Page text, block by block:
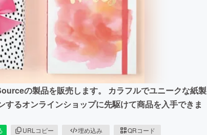
CAMPFIRE for Social Good
CAMPFIREふるさと納税
の製品を販売します。 カラフルでユニークな紙製
るオンラインショップに先駆けて商品を入手できま
URLコピー 埋め込み QRコード